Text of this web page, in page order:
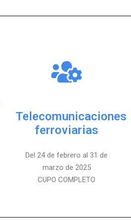
Telecomunicaciones
ferroviarias
Del 24 de febrero al 31 de
marzo de 2025
CUPO COMPLETO